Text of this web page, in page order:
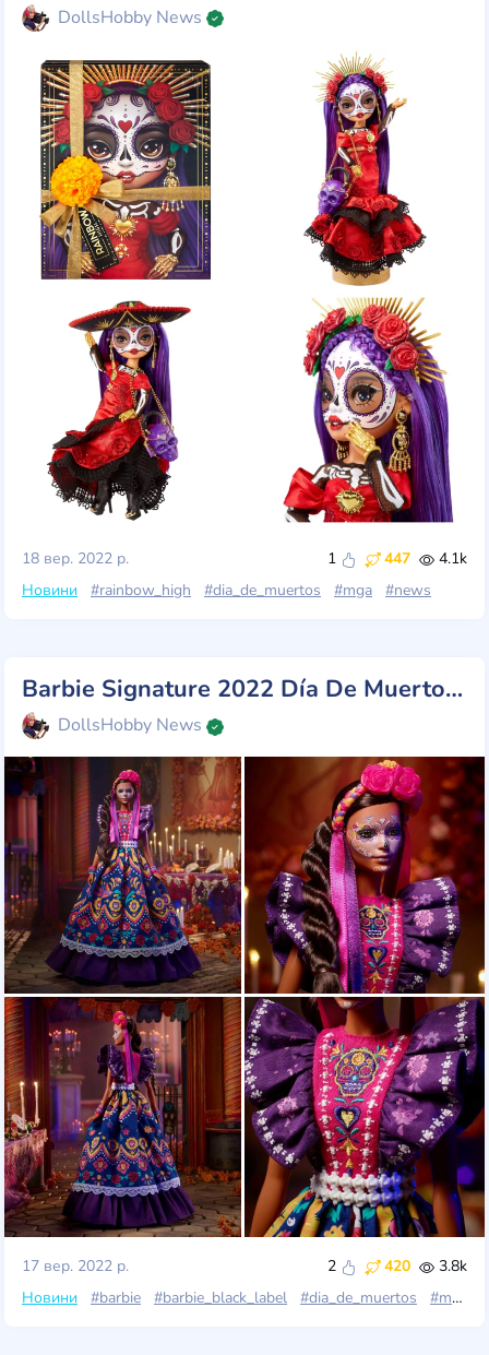
DollsHobby News
18 вер. 2022 р. 1 447
4.1k
Новини
#rainbow_high #dia_de_muertos #mga #news
Barbie Signature 2022 Día De Muertos Barbie Doll 4
DollsHobby News
17 вер. 2022 р. 2 420
3.8k
Новини
#barbie #barbie_black_label #dia_de_muertos #mattel